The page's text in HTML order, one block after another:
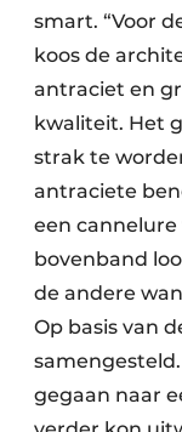
smart. “Voor
koos de
antraciet en
kwaliteit. Het
strak te
antraciete
een cannelure
bovenband
de andere
Op basis van
gegaan naar